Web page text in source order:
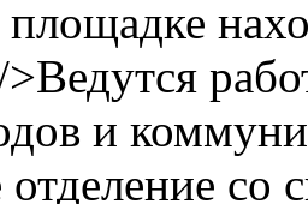
площадке
и
отделение со